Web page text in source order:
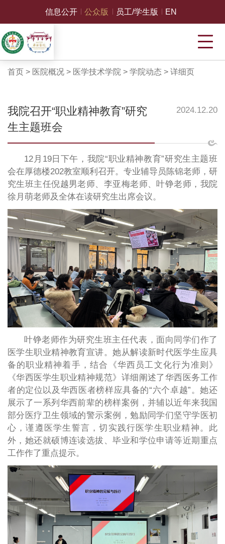
信息公开 公众版 员工/学生版 EN
首页 > 医院概况> 医学技术学院> 学院动态 > 详细页
我院召开“职业精神教育”研究
生主题班会
2024.12.20
12月19日下午，我院“职业精神教育”研究生主题班
会在厚德楼202教室顺利召开。专业辅导员陈锦老师，研
究生班主任倪越男老师、李亚梅老师、叶铮老师，我院
徐月萌老师及全体在读研究生出席会议。
叶铮老师作为研究生班主任代表，面向同学们作了
医学生职业精神教育宣讲。她从解读新时代医学生应具
备的职业精神着手，结合《华西员工文化行为准则》
《华西医学生职业精神规范》详细阐述了华西医务工作
者的定位以及华西医者榜样应具备的“六个卓越”。她还
展示了一系列华西前辈的榜样案例，并辅以近年来我国
部分医疗卫生领域的警示案例，勉励同学们坚守学医初
心，谨遵医学生誓言，切实践行医学生职业精神。此
外，她还就硕博连读选拔、毕业和学位申请等近期重点
工作作了重点提示。